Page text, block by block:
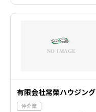
有限会社常榮ハウジング
仲介業